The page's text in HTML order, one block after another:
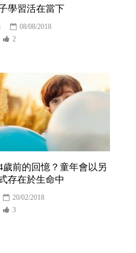
學習活在當下
08/08/2018
2
歲前的回憶？童年會以另
存在於生命中
20/02/2018
3